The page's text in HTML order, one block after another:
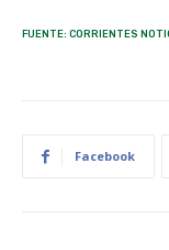
FUENTE: CORRIENTES
Facebook